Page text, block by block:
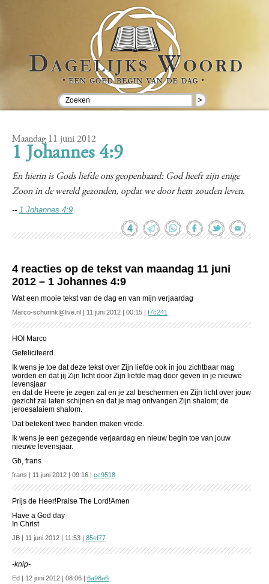
>
Maandag 11 juni 2012
1 Johannes 4:9
En hierin is Gods liefde ons geopenbaard: God heeft zijn enige
Zoon in de wereld gezonden, opdat we door hem zouden leven.
-- 1 Johannes 4:9
4
4 reacties op de tekst van maandag 11 juni
2012 – 1 Johannes 4:9
Wat een mooie tekst van de dag en van mijn verjaardag
Marco-schurink@live.nl | 11 juni 2012 | 00:15 | f7c241
HOI Marco
Gefeliciteerd.
Ik wens je toe dat deze tekst over Zijn liefde ook in jou zichtbaar mag
worden en dat jij Zijn licht door Zijn liefde mag door geven in je nieuwe
levensjaar
en dat de Heere je zegen zal en je zal beschermen en Zijn licht over jouw
gezicht zal laten schijnen en dat je mag ontvangen Zijn shalom; de
jeroesalaiem shalom.
Dat betekent twee handen maken vrede.
Ik wens je een gezegende verjaardag en nieuw begin toe van jouw
nieuwe levensjaar.
Gb, frans
frans | 11 juni 2012 | 09:16 | cc9518
Prijs de Heer!Praise The Lord!Amen
Have a God day
In Christ
JB | 11 juni 2012 | 11:53 | 85ef77
-knip-
Ed | 12 juni 2012 | 08:06 | 6a98a6